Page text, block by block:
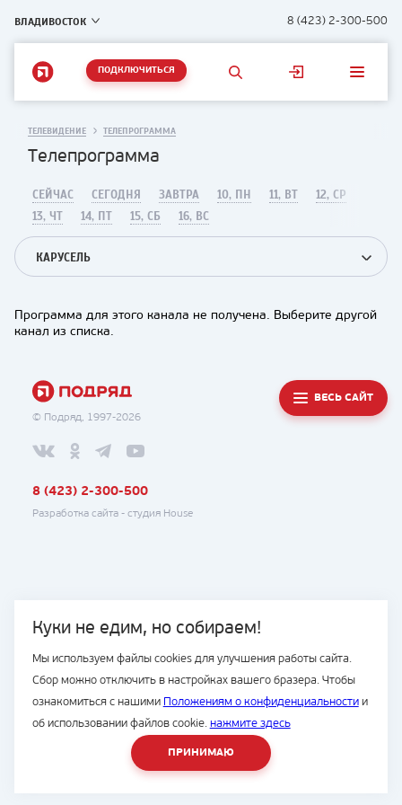
ВЛАДИВОСТОК 8 (423) 2-300-500
ПОДКЛЮЧИТЬСЯ
Куки не едим, но собираем!
Мы используем файлы cookies для улучшения работы сайта.
Сбор можно отключить в настройках вашего бразера. Чтобы
ознакомиться с нашими Положениям о конфиденциальностии
об использовании файлов cookie. нажмите здесь
ПРИНИМАЮ
ТЕЛЕВИДЕНИЕ ТЕЛЕПРОГРАММА
Телепрограмма
СЕЙЧАС СЕГОДНЯ ЗАВТРА 10, ПН 11, ВТ
12, СР
13, ЧТ
14, ПТ 15, СБ 16, ВС
КАРУСЕЛЬ
Программа для этого канала не получена. Выберите другой
канал из списка.
© Подряд, 1997-2026
ВЕСЬ САЙТ
8 (423) 2-300-500
Разработка сайта - студия House